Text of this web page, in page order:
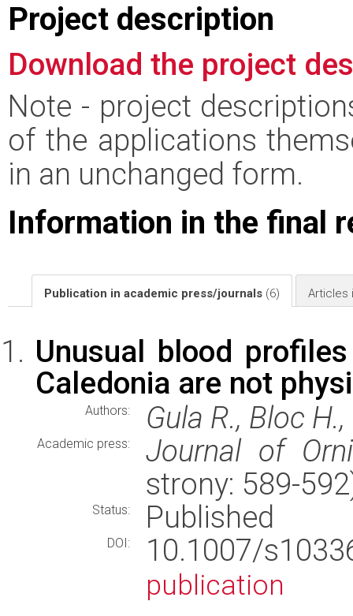
Project description
Download the project
Note - project
of the applications
in an unchanged form.
Information in the final
Publication in academic press/journals (6) Articles
Unusual blood
Caledonia are not
Authors: Gula R., Bloc
Academic press:
Journal of
strony: 589-
Status: Published
DOI: 10.1007/
publication